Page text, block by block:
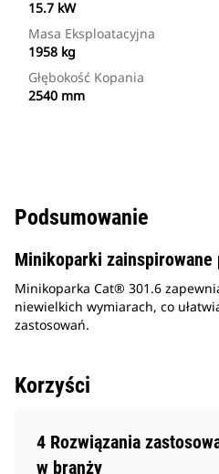
15.7 kW
Masa Eksploatacyjna
1958 kg
Głębokość Kopania
2540 mm
Podsumowanie
Minikoparki
Minikoparka Cat® 301.6
niewielkich wymiarach, co
zastosowań.
Korzyści
4 Rozwiązania
w branży